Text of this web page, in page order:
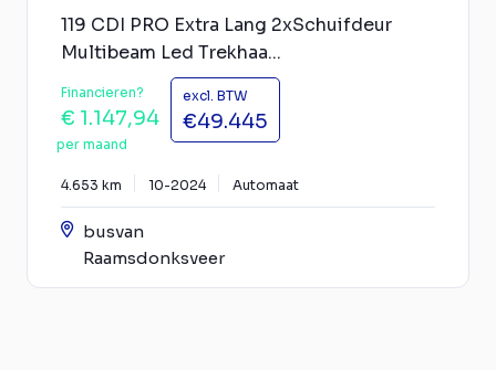
119 CDI PRO Extra Lang 2xSchuifdeur
Multibeam Led Trekhaa...
Financieren?
€ 1.147,94
per maand
excl. BTW
€49.445
4.653 km 10-2024 Automaat
busvan
Raamsdonksveer